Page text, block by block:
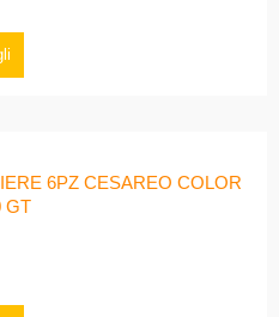
6PZ CESAREO COLOR
GT